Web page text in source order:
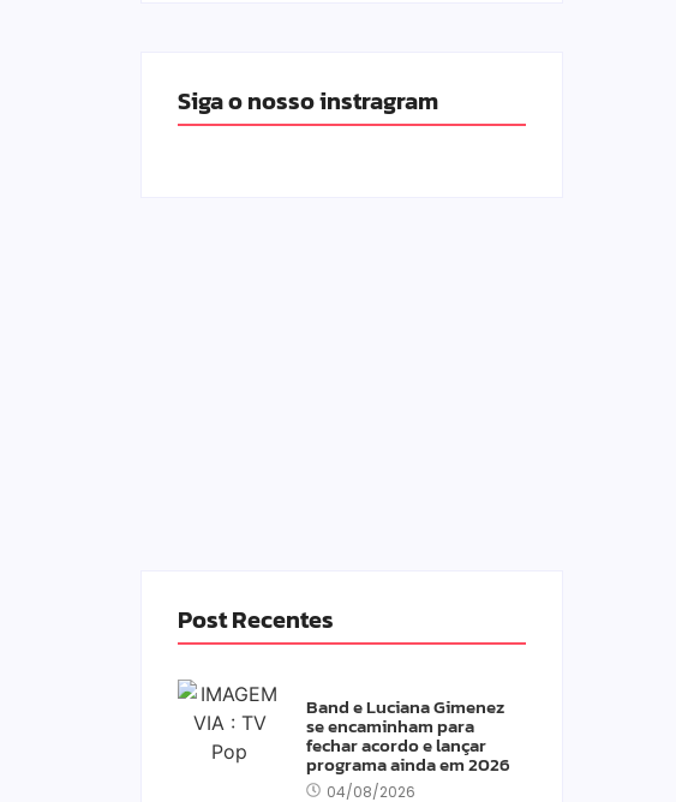
Siga o nosso instragram
Post Recentes
Band e Luciana Gimenez
se encaminham para
fechar acordo e lançar
programa ainda em 2026
04/08/2026